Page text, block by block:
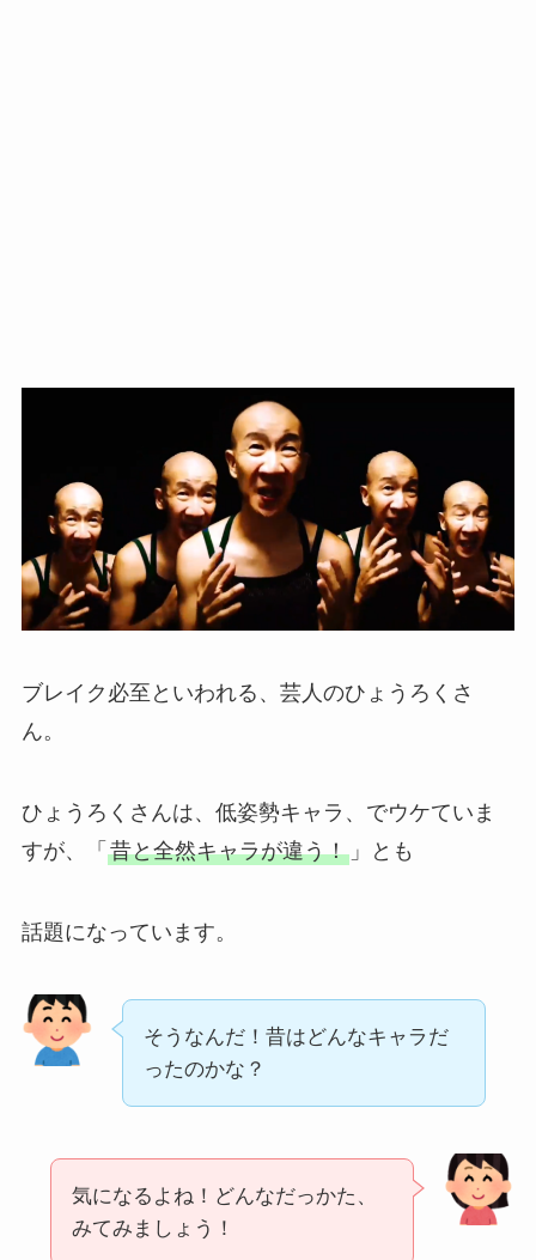
ブレイク必至といわれる、芸人のひょうろくさ
ん。
ひょうろくさんは、低姿勢キャラ、でウケていま
すが、「 昔と全然キャラが違う！」とも
話題になっています。
そうなんだ！昔はどんなキャラだ
ったのかな？
気になるよね！どんなだっかた、
みてみましょう！